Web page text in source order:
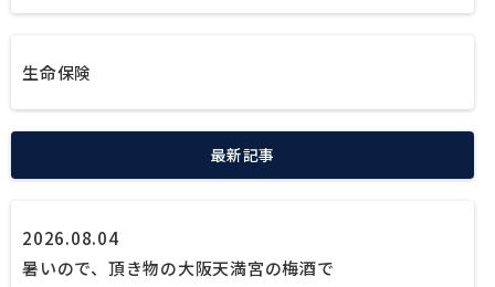
生命保険
最新記事
2026.08.04
暑いので、頂き物の大阪天満宮の梅酒で